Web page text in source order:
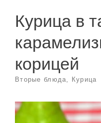
Курица в
корицей
Вторые блюда, Курица